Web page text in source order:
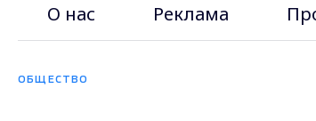
О нас Реклама
ОБЩЕСТВО